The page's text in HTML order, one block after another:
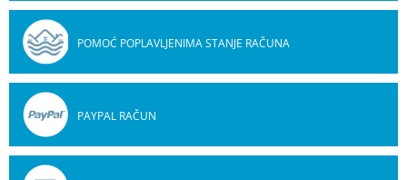
POMOĆ POPLAVLJENIMA STANJE RAČUNA
PAYPAL RAČUN